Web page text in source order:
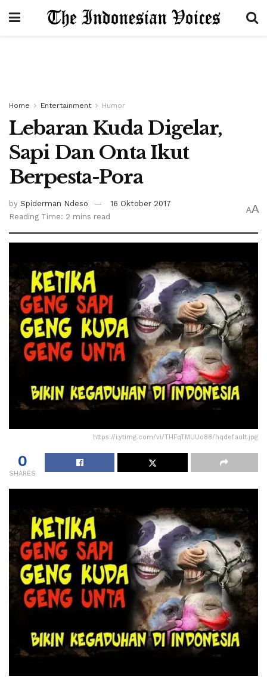
Home Entertainment Humor
Lebaran Kuda Digelar,
Sapi Dan Onta Ikut
Berpesta-Pora
by Spiderman Ndeso
16 Oktober 2017
Reading Time: 2 mins read
AA
https://i.ytimg.com/vi/THFqTMUUo88/hqdefault.jpg
0
SHARES